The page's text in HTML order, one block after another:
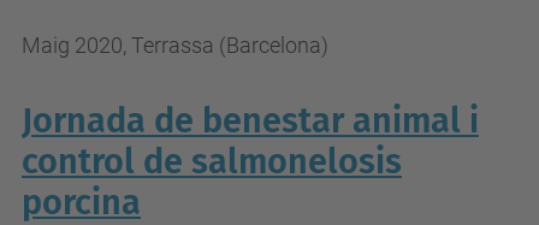
Maig 2020, Terrassa (Barcelona)
Jornada de benestar animal i
control de salmonelosis
porcina